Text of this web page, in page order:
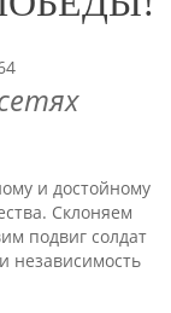
и достойному
Склоняем
подвиг солдат
независимость